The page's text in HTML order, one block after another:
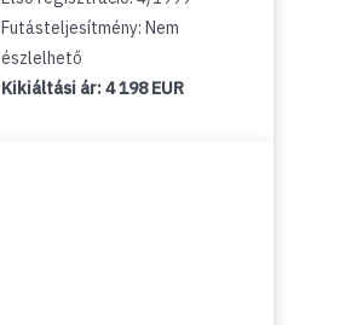
Futásteljesítmény: Nem
észlelhető
Kikiáltási ár:4 198 EUR